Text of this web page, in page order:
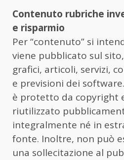
Contenuto rubriche
e risparmio
Per “contenuto” si
viene pubblicato sul
grafici, articoli, servizi,
e previsioni dei
è protetto da copyright
riutilizzato
integralmente né in
fonte. Inoltre, non può
una sollecitazione al